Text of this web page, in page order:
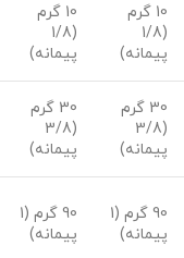
10 گرم
(1/8
پیمانه)
10 گرم
(1/8
پیمانه)
30 گرم
(3/8
پیمانه)
30 گرم
(3/8
پیمانه)
90 گرم (1
پیمانه)
90 گرم (1
پیمانه)